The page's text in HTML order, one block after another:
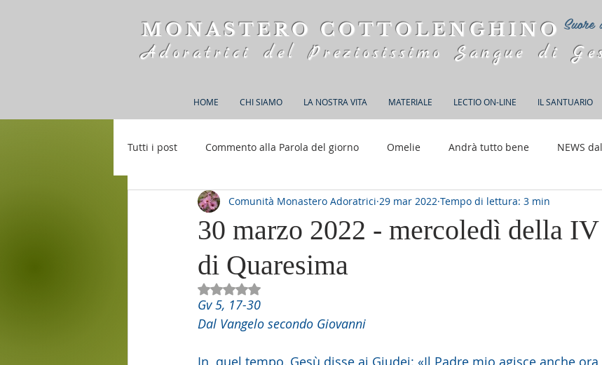
Suore
MONASTERO COTTOLENGHINO
Adoratrici del Preziosissimo Sangue di
HOME CHI SIAMO LA NOSTRA VITA MATERIALE LECTIO ON-LINE IL SANTUARIO
Tutti i post Commento alla Parola del giorno Omelie Andrà tutto bene NEWS
Rifugio S. M. della Bellezza 150 anni di Adorazione
30 marzo 2022 - mercoledì della
di Quaresima
Comunità Monastero Adoratrici 29 mar 2022 Tempo di lettura: 3 min
Valutazione NaN stelle su 5.
Gv 5, 17-30
Dal Vangelo secondo Giovanni
In  quel tempo, Gesù disse ai Giudei: «Il Padre mio agisce anche